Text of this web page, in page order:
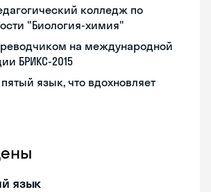
колледж по
"Биология-химия"
на международной
БРИКС-2015
язык, что вдохновляет
язык